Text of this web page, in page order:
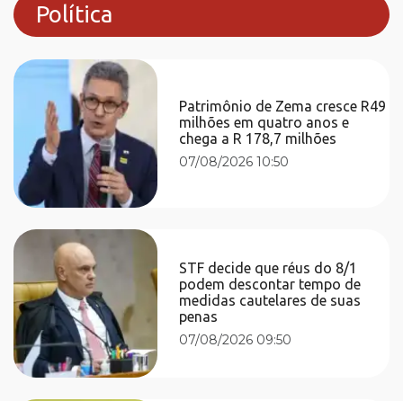
Política
Patrimônio de Zema cresce R49
milhões em quatro anos e
chega a R 178,7 milhões
07/08/2026 10:50
STF decide que réus do 8/1
podem descontar tempo de
medidas cautelares de suas
penas
07/08/2026 09:50